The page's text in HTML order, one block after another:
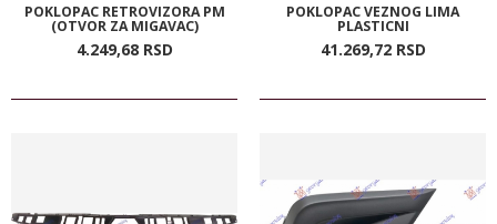
POKLOPAC RETROVIZORA PM
(OTVOR ZA MIGAVAC)
4.249,68 RSD
POKLOPAC VEZNOG LIMA
PLASTICNI
41.269,72 RSD